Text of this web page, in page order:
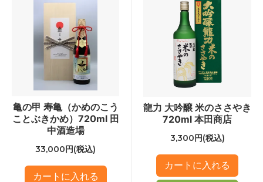
亀の甲 寿亀（かめのこう
ことぶきかめ）720ml 田
中酒造場
33,000円(税込)
龍力 大吟醸 米のささやき
720ml 本田商店
3,300円(税込)